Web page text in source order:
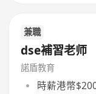
兼職
dse補習老师
諾盾教育
時薪港幣